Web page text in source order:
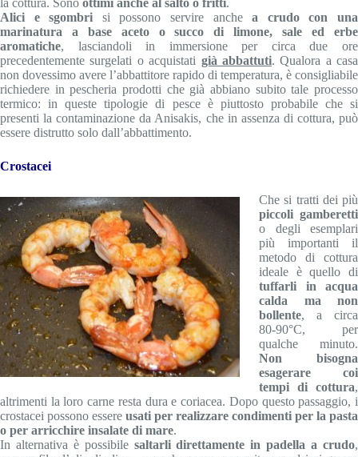
la cottura. Sono ottimi anche al salto o fritti.
Alici e sgombri si possono servire anchea crudo con una
marinatura a base aceto o succo di limone, sale ed erbe
aromatiche, lasciandoli in immersione per circa due ore
precedentemente surgelati o acquistati già abbattuti. Qualora a casa
non dovessimo avere l’abbattitore rapido di temperatura, è consigliabile
richiedere in pescheria prodotti che già abbiano subito tale processo
termico: in queste tipologie di pesce è piuttosto probabile che si
presenti la contaminazione da Anisakis, che in assenza di cottura, può
essere distrutto solo dall’abbattimento.
Crostacei
Che si tratti dei più
piccoli gamberetti
o degli esemplari
più importanti il
metodo di cottura
ideale è quello di
tuffarli in acqua
calda ma non
bollente, a circa
80-90°C, per
qualche minuto.
Non bisogna
esagerare coi
tempi di cottura,
altrimenti la loro carne resta dura e coriacea. Dopo questo passaggio, i
crostacei possono essere usati per realizzare condimenti per la pasta
o per arricchire insalate di mare.
In alternativa è possibile saltarli direttamente in padella a crudo,